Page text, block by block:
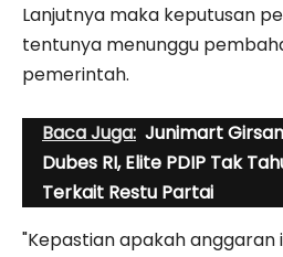
Lanjutnya maka keputusan
tentunya menunggu
pemerintah.
Baca Juga: Junimart
Dubes RI, Elite PDIP Tak
Terkait Restu Partai
"Kepastian apakah anggaran